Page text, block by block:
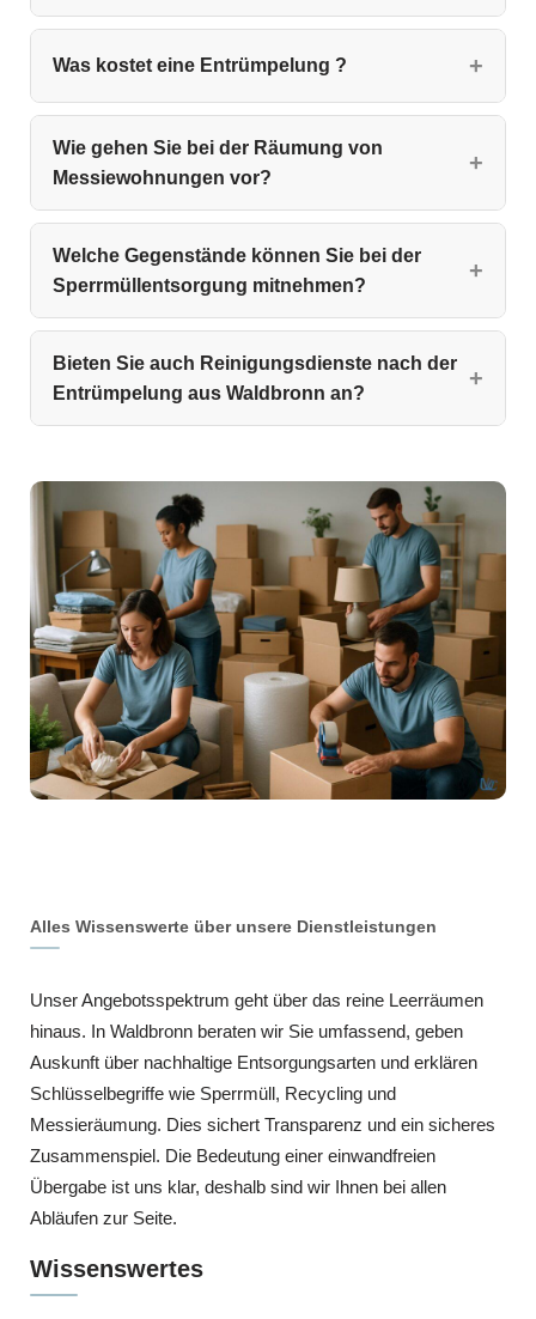
Was kostet eine Entrümpelung ?
Wie gehen Sie bei der Räumung von
Messiewohnungen vor?
Welche Gegenstände können Sie bei der
Sperrmüllentsorgung mitnehmen?
Bieten Sie auch Reinigungsdienste nach der
Entrümpelung aus Waldbronn an?
Alles Wissenswerte über unsere Dienstleistungen
Unser Angebotsspektrum geht über das reine Leerräumen
hinaus. In Waldbronn beraten wir Sie umfassend, geben
Auskunft über nachhaltige Entsorgungsarten und erklären
Schlüsselbegriffe wie Sperrmüll, Recycling und
Messieräumung. Dies sichert Transparenz und ein sicheres
Zusammenspiel. Die Bedeutung einer einwandfreien
Übergabe ist uns klar, deshalb sind wir Ihnen bei allen
Abläufen zur Seite.
Wissenswertes